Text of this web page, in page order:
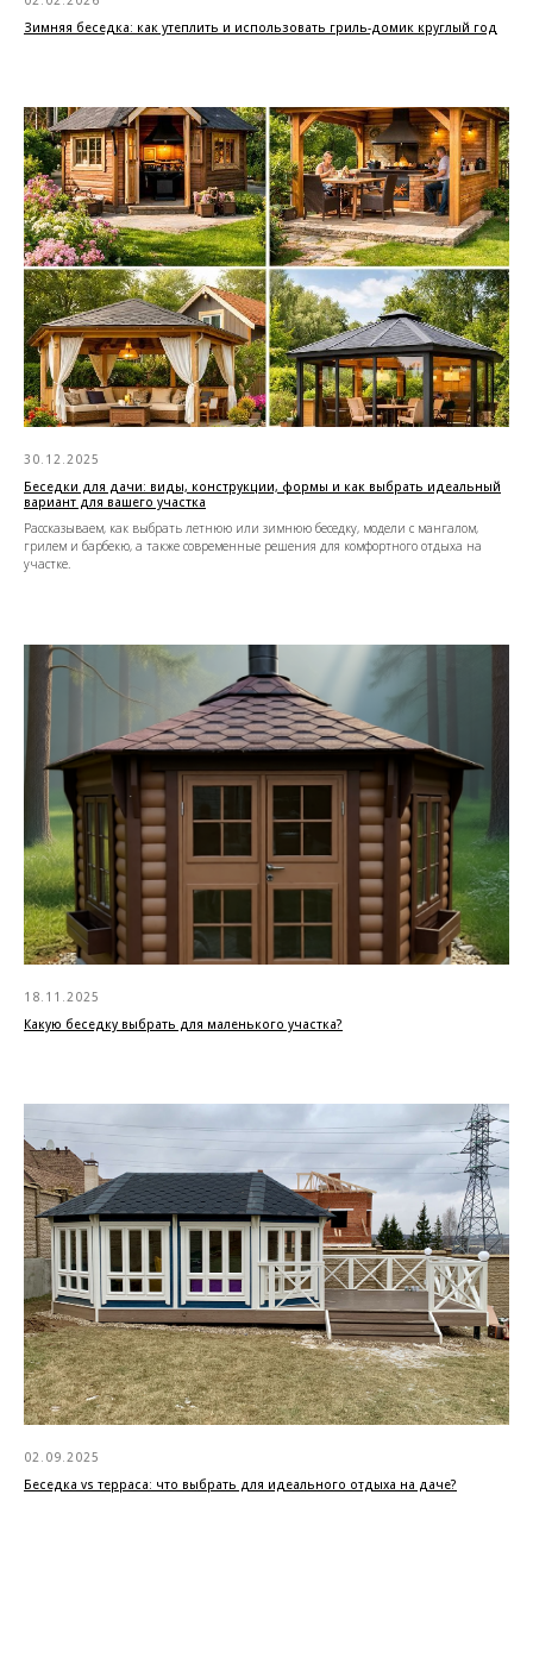
Зимняя беседка: как утеплить и использовать гриль-домик круглый год
30.12.2025
Беседки для дачи: виды, конструкции, формы и как выбрать идеальный
вариант для вашего участка
Рассказываем, как выбрать летнюю или зимнюю беседку, модели с мангалом,
грилем и барбекю, а также современные решения для комфортного отдыха на
участке.
18.11.2025
Какую беседку выбрать для маленького участка?
02.09.2025
Беседка vs терраса: что выбрать для идеального отдыха на даче?